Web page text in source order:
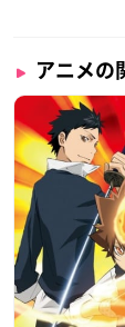
アニメの